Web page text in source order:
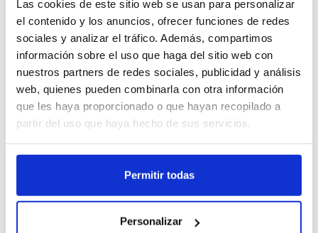
Las cookies de este sitio web se usan para personalizar
el contenido y los anuncios, ofrecer funciones de redes
sociales y analizar el tráfico. Además, compartimos
información sobre el uso que haga del sitio web con
nuestros partners de redes sociales, publicidad y análisis
web, quienes pueden combinarla con otra información
que les haya proporcionado o que hayan recopilado a
partir del uso que haya hecho de sus servicios.
Permitir todas
Personalizar
Nuggets Veganos NoPollo The Vegetarian
Butcher 6Ux180GR
Unavailable, request now